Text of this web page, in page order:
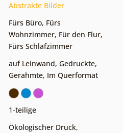
Abstrakte Bilder
Fürs Büro, Fürs
Wohnzimmer, Für den Flur,
Fürs Schlafzimmer
auf Leinwand, Gedruckte,
Gerahmte, Im Querformat
1-teilige
Ökologischer Druck,